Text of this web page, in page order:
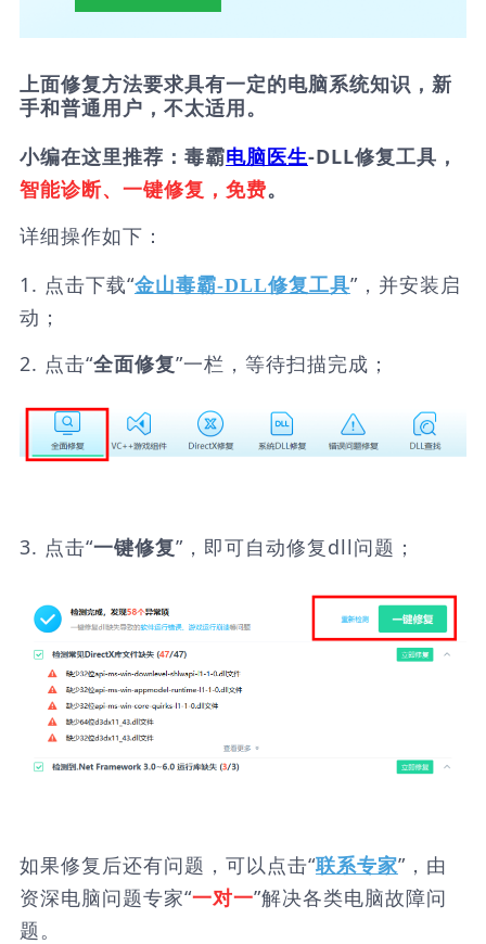
上面修复方法要求具有一定的电脑系统知识，新
手和普通用户，不太适用。
小编在这里推荐：毒霸电脑医生-DLL修复工具，
智能诊断、一键修复，免费。
详细操作如下：
1. 点击下载“金山毒霸-DLL修复工具”，并安装启
动；
2. 点击“全面修复”一栏，等待扫描完成；
3. 点击“一键修复”，即可自动修复dll问题；
如果修复后还有问题，可以点击“联系专家”，由
资深电脑问题专家“一对一”解决各类电脑故障问
题。